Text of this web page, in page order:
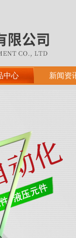
中心 新闻资